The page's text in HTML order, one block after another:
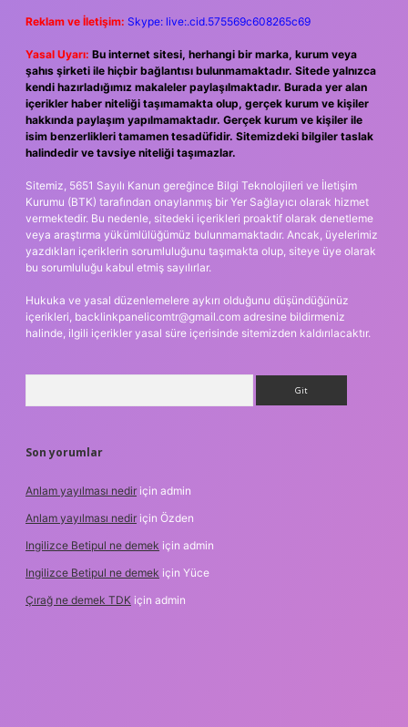
Reklam ve İletişim: Skype: live:.cid.575569c608265c69
Yasal Uyarı: Bu internet sitesi, herhangi bir marka, kurum veya
şahıs şirketi ile hiçbir bağlantısı bulunmamaktadır. Sitede yalnızca
kendi hazırladığımız makaleler paylaşılmaktadır. Burada yer alan
içerikler haber niteliği taşımamakta olup, gerçek kurum ve kişiler
hakkında paylaşım yapılmamaktadır. Gerçek kurum ve kişiler ile
isim benzerlikleri tamamen tesadüfidir. Sitemizdeki bilgiler taslak
halindedir ve tavsiye niteliği taşımazlar.
Sitemiz, 5651 Sayılı Kanun gereğince Bilgi Teknolojileri ve İletişim
Kurumu (BTK) tarafından onaylanmış bir Yer Sağlayıcı olarak hizmet
vermektedir. Bu nedenle, sitedeki içerikleri proaktif olarak denetleme
veya araştırma yükümlülüğümüz bulunmamaktadır. Ancak, üyelerimiz
yazdıkları içeriklerin sorumluluğunu taşımakta olup, siteye üye olarak
bu sorumluluğu kabul etmiş sayılırlar.
Hukuka ve yasal düzenlemelere aykırı olduğunu düşündüğünüz
içerikleri, backlinkpanelicomtr@gmail.com adresine bildirmeniz
halinde, ilgili içerikler yasal süre içerisinde sitemizden kaldırılacaktır.
Son yorumlar
Anlam yayılması nedir için admin
Anlam yayılması nedir için Özden
Ingilizce Betipul ne demek için admin
Ingilizce Betipul ne demek için Yüce
Çırağ ne demek TDK için admin